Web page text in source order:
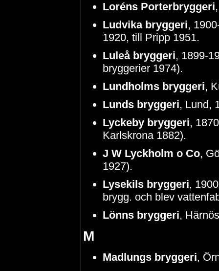
Loréns Porterbryggeri
Ludvika bryggeri,
1920, till Pripp 1951.
Luleå bryggeri, 1899-
bryggerier 1974).
Lundholms bryggeri,
Lunds bryggeri, Lund,
Lyckeby bryggeri,
Karlskrona 1882).
J W Lyckholm o Co,
1927).
Lysekils bryggeri,
brygg. och blev
Lönns bryggeri,
M
Madlungs bryggeri,